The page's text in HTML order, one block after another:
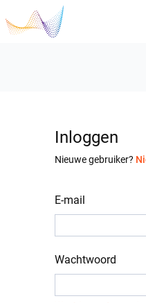
Inloggen
Nieuwe gebruiker?
E-mail
Wachtwoord